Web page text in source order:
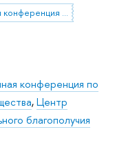
Апрельская конференция ВШЭ
конференция по
,Центр
благополучия